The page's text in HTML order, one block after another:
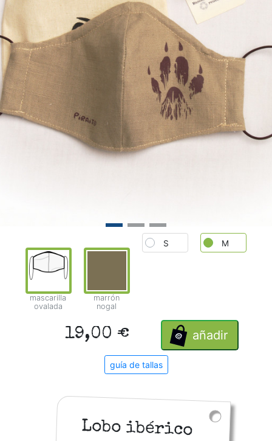
Lobo ibérico
mascarilla
ovalada
marrón
nogal
S M
19,00 € añadir
guía de tallas